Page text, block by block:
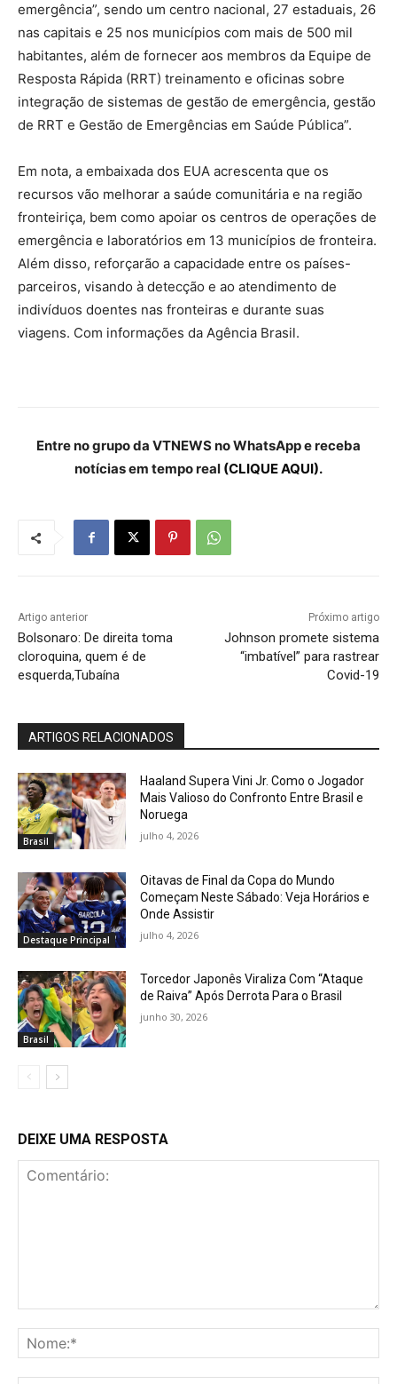
emergência”, sendo um centro nacional, 27 estaduais, 26
nas capitais e 25 nos municípios com mais de 500 mil
habitantes, além de fornecer aos membros da Equipe de
Resposta Rápida (RRT) treinamento e oficinas sobre
integração de sistemas de gestão de emergência, gestão
de RRT e Gestão de Emergências em Saúde Pública”.
Em nota, a embaixada dos EUA acrescenta que os
recursos vão melhorar a saúde comunitária e na região
fronteiriça, bem como apoiar os centros de operações de
emergência e laboratórios em 13 municípios de fronteira.
Além disso, reforçarão a capacidade entre os países-
parceiros, visando à detecção e ao atendimento de
indivíduos doentes nas fronteiras e durante suas
viagens. Com informações da Agência Brasil.
Entre no grupo da VTNEWS no WhatsApp e receba
notícias em tempo real (CLIQUE AQUI).
Artigo anterior
Bolsonaro: De direita toma
cloroquina, quem é de
esquerda,Tubaína
Próximo artigo
Johnson promete sistema
“imbatível” para rastrear
Covid-19
ARTIGOS RELACIONADOS
Brasil
Haaland Supera Vini Jr. Como o Jogador
Mais Valioso do Confronto Entre Brasil e
Noruega
julho 4, 2026
Destaque Principal
Oitavas de Final da Copa do Mundo
Começam Neste Sábado: Veja Horários e
Onde Assistir
julho 4, 2026
Brasil
Torcedor Japonês Viraliza Com “Ataque
de Raiva” Após Derrota Para o Brasil
junho 30, 2026
DEIXE UMA RESPOSTA